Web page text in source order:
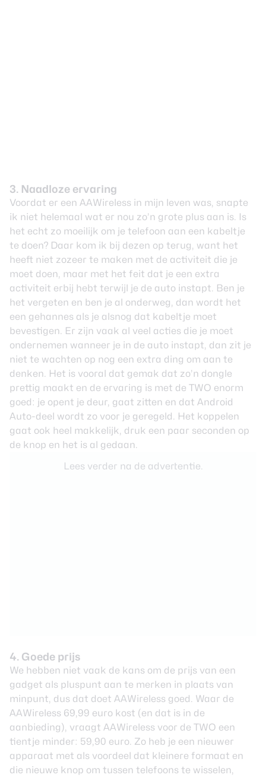
3. Naadloze ervaring
Voordat er een AAWireless in mijn leven was, snapte
ik niet helemaal wat er nou zo’n grote plus aan is. Is
het echt zo moeilijk om je telefoon aan een kabeltje
te doen? Daar kom ik bij dezen op terug, want het
heeft niet zozeer te maken met de activiteit die je
moet doen, maar met het feit dat je een extra
activiteit erbij hebt terwijl je de auto instapt. Ben je
het vergeten en ben je al onderweg, dan wordt het
een gehannes als je alsnog dat kabeltje moet
bevestigen. Er zijn vaak al veel acties die je moet
ondernemen wanneer je in de auto instapt, dan zit je
niet te wachten op nog een extra ding om aan te
denken. Het is vooral dat gemak dat zo’n dongle
prettig maakt en de ervaring is met de TWO enorm
goed: je opent je deur, gaat zitten en dat Android
Auto-deel wordt zo voor je geregeld. Het koppelen
gaat ook heel makkelijk, druk een paar seconden op
de knop en het is al gedaan.
Lees verder na de advertentie.
4. Goede prijs
We hebben niet vaak de kans om de prijs van een
gadget als pluspunt aan te merken in plaats van
minpunt, dus dat doet AAWireless goed. Waar de
AAWireless 69,99 euro kost (en dat is in de
aanbieding), vraagt AAWireless voor de TWO een
tientje minder: 59,90 euro. Zo heb je een nieuwer
apparaat met als voordeel dat kleinere formaat en
die nieuwe knop om tussen telefoons te wisselen,